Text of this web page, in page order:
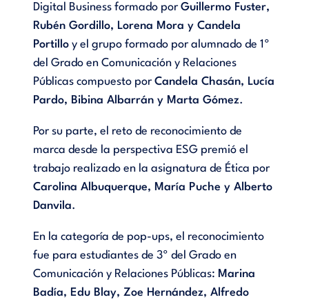
Digital Business formado por Guillermo Fuster,
Rubén Gordillo, Lorena Mora y Candela
Portilloy el grupo formado por alumnado de 1º
del Grado en Comunicación y Relaciones
Públicas compuesto por Candela Chasán, Lucía
Pardo, Bibina Albarrán y Marta Gómez.
Por su parte, el reto de reconocimiento de
marca desde la perspectiva ESG premió el
trabajo realizado en la asignatura de Ética por
Carolina Albuquerque, María Puche y Alberto
Danvila.
En la categoría de pop-ups, el reconocimiento
fue para estudiantes de 3º del Grado en
Comunicación y Relaciones Públicas: Marina
Badía, Edu Blay, Zoe Hernández, Alfredo